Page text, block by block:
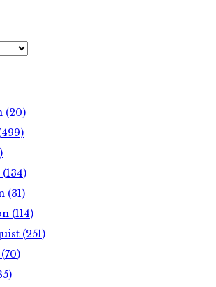
(20)
499)
)
(134)
(31)
(114)
(251)
(70)
)